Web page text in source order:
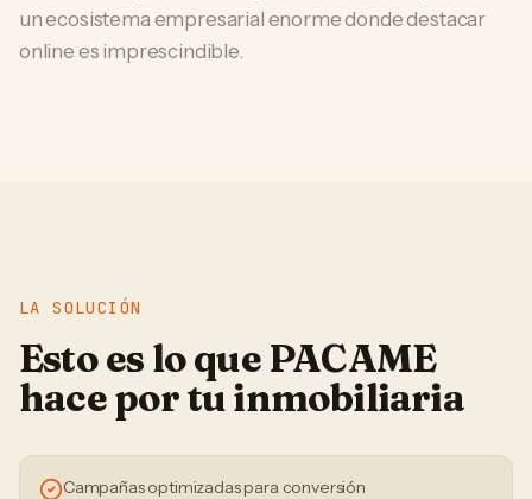
un ecosistema empresarial enorme donde destacar
online es imprescindible.
LA SOLUCIÓN
Esto es lo que PACAME
hace por tuinmobiliaria
Campañas optimizadas para conversión